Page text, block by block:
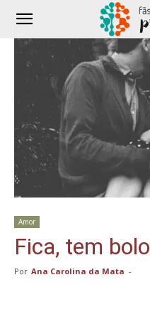
Amor
Fica, tem bolo
Por Ana Carolina da Mata -